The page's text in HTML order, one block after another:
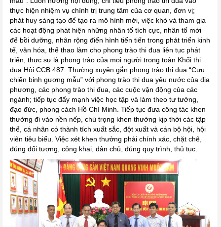
thực hiện nhiệm vụ chính trị trung tâm của cơ quan, đơn vị;
phát huy sáng tạo để tạo ra mô hình mới, việc khó và tham gia
các hoạt động phát hiện những nhân tố tích cực, nhân tố mới
để bồi dưỡng, nhân rộng điển hình tiến tiến trong phát triển kinh
tế, văn hóa, thể thao làm cho phong trào thi đua liên tục phát
triển, thực sự là phong trào của mọi người trong toàn Khối thi
đua Hội CCB 487. Thường xuyên gắn phong trào thi đua “Cựu
chiến binh gương mẫu” với phong trào thi đua yêu nước của địa
phương, các phong trào thi đua, các cuộc vận động của các
ngành; tiếp tục đẩy mạnh việc học tập và làm theo tư tưởng,
đạo đức, phong cách Hồ Chí Minh. Tiếp tục đưa công tác khen
thưởng đi vào nền nếp, chú trọng khen thưởng kịp thời các tập
thể, cá nhân có thành tích xuất sắc, đột xuất và cán bộ hội, hội
viên tiêu biểu. Việc xét khen thưởng phải chính xác, chặt chẽ,
đúng đối tượng, công khai, dân chủ, đúng quy trình, thủ tục.